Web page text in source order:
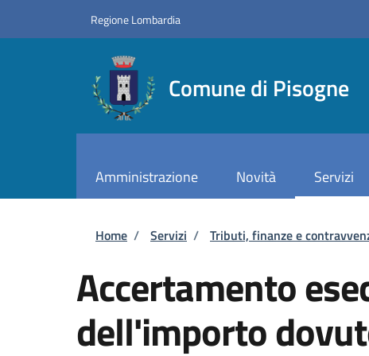
Regione Lombardia
Comune di Pisogne
Amministrazione Novità Servizi
Briciole di pane
Home / Servizi / Tributi, finanze e
Accertamento
dell'importo